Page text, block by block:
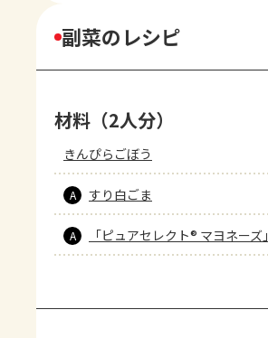
副菜のレシピ
材料（2人分）
きんぴらごぼう
A すり白ごま
A 「ピュアセレクト® マヨネーズ」